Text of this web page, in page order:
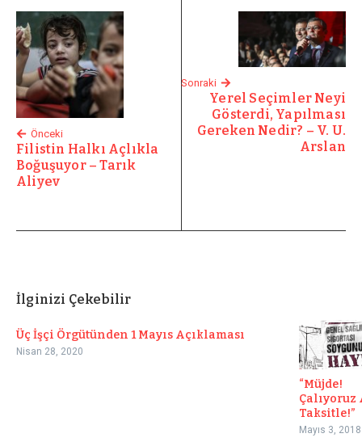
Önceki
Filistin Halkı Açlıkla
Boğuşuyor – Tarık
Aliyev
Sonraki
Yerel Seçimler Neyi
Gösterdi, Yapılması
Gereken Nedir? – V. U.
Arslan
İlginizi Çekebilir
Üç İşçi Örgütünden 1 Mayıs Açıklaması
Nisan 28, 2020
“Müjde!
Çalıyoruz
Taksitle!”
Mayıs 3, 2018